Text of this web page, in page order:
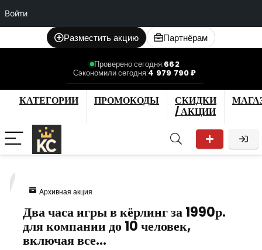
Войти
Разместить акцию Партнёрам
Проверено сегодня:662
Сэкономили сегодня:4 979 790 ₽
КАТЕГОРИИ ПРОМОКОДЫ
СКИДКИ
/ АКЦИИ
Архивная акция
Два часа игры в кёрлинг за 1990р.
для компании до 10 человек,
включая все…